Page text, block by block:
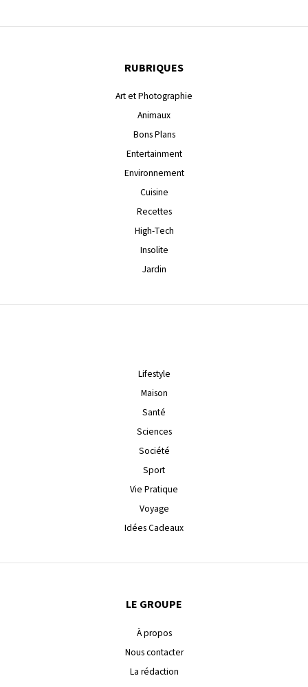
RUBRIQUES
Art et Photographie
Animaux
Bons Plans
Entertainment
Environnement
Cuisine
Recettes
High-Tech
Insolite
Jardin
Lifestyle
Maison
Santé
Sciences
Société
Sport
Vie Pratique
Voyage
Idées Cadeaux
LE GROUPE
À propos
Nous contacter
La rédaction